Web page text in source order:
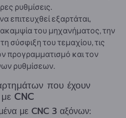
ρυθμίσεις.
επιτευχθεί εξαρτάται,
του μηχανήματος, την
σύσφιξη του τεμαχίου, τις
προγραμματισμό και τον
ρυθμίσεων.
που έχουν
CNC
με CNC 3 αξόνων: